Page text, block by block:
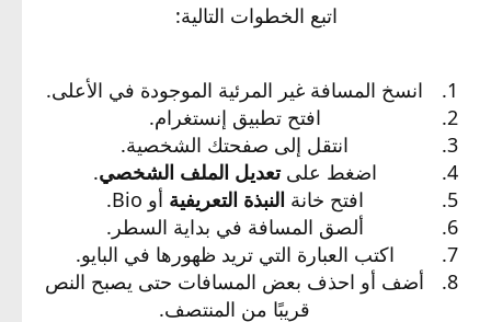
اتبع الخطوات التالية:
انسخ المسافة غير المرئية الموجودة في الأعلى.
افتح تطبيق إنستغرام.
انتقل إلى صفحتك الشخصية.
اضغط علىتعديل الملف الشخصي.
افتح خانة النبذة التعريفية أو Bio.
ألصق المسافة في بداية السطر.
اكتب العبارة التي تريد ظهورها في البايو.
أضف أو احذف بعض المسافات حتى يصبح النص
قريبًا من المنتصف.